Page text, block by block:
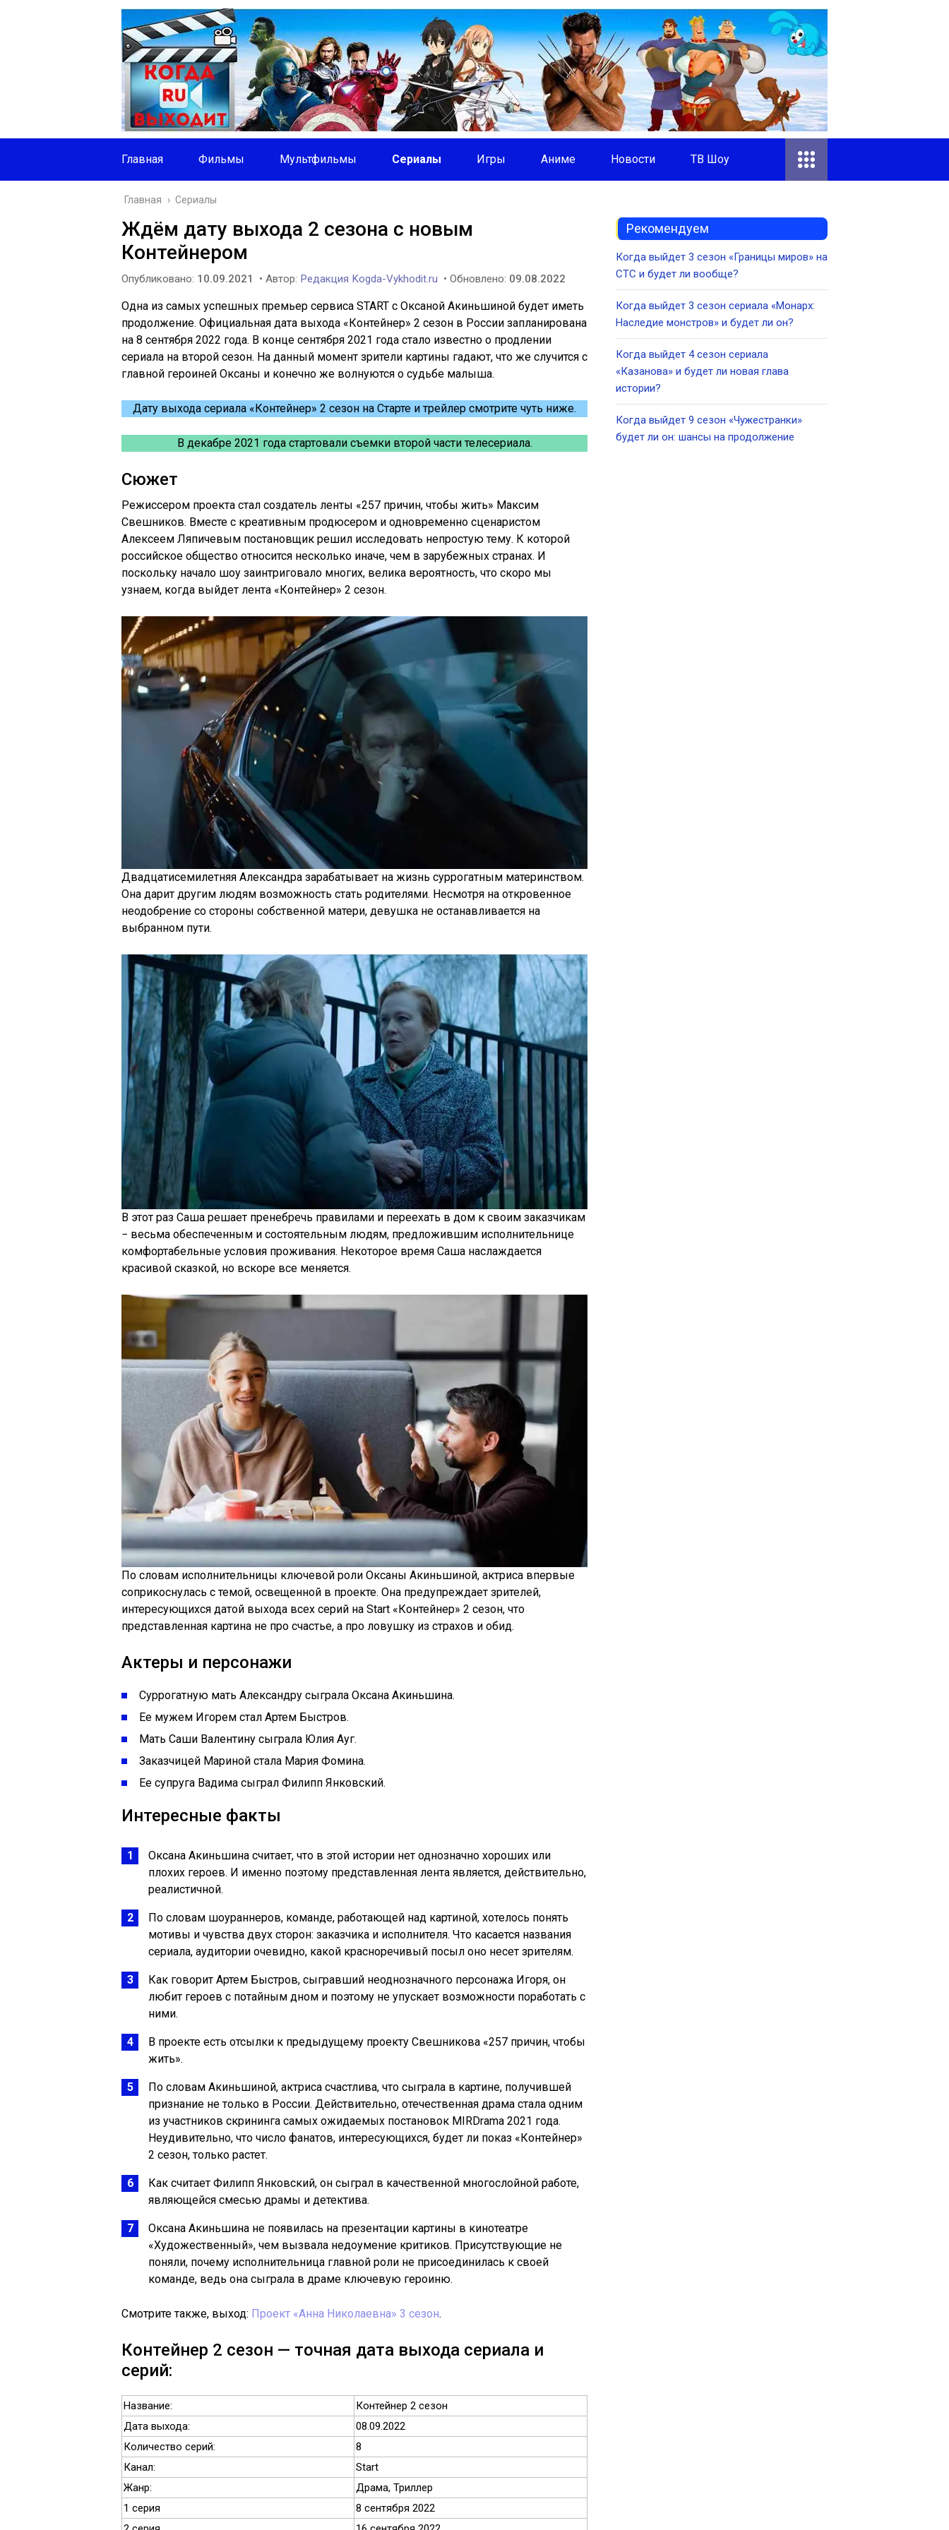
Главная Фильмы Мультфильмы Сериалы Игры Аниме Новости ТВ Шоу
Главная › Сериалы
Ждём дату выхода 2 сезона с новым
Контейнером
Опубликовано: 10.09.2021 • Автор: Редакция Kogda-Vykhodit.ru • Обновлено: 09.08.2022
Одна из самых успешных премьер сервиса START с Оксаной Акиньшиной будет иметь
продолжение. Официальная дата выхода «Контейнер» 2 сезон в России запланирована
на 8 сентября 2022 года. В конце сентября 2021 года стало известно о продлении
сериала на второй сезон. На данный момент зрители картины гадают, что же случится с
главной героиней Оксаны и конечно же волнуются о судьбе малыша.
Дату выхода сериала «Контейнер» 2 сезон на Старте и трейлер смотрите чуть ниже.
В декабре 2021 года стартовали съемки второй части телесериала.
Сюжет
Режиссером проекта стал создатель ленты «257 причин, чтобы жить» Максим
Свешников. Вместе с креативным продюсером и одновременно сценаристом
Алексеем Ляпичевым постановщик решил исследовать непростую тему. К которой
российское общество относится несколько иначе, чем в зарубежных странах. И
поскольку начало шоу заинтриговало многих, велика вероятность, что скоро мы
узнаем, когда выйдет лента «Контейнер» 2 сезон.
Двадцатисемилетняя Александра зарабатывает на жизнь суррогатным материнством.
Она дарит другим людям возможность стать родителями. Несмотря на откровенное
неодобрение со стороны собственной матери, девушка не останавливается на
выбранном пути.
В этот раз Саша решает пренебречь правилами и переехать в дом к своим заказчикам
− весьма обеспеченным и состоятельным людям, предложившим исполнительнице
комфортабельные условия проживания. Некоторое время Саша наслаждается
красивой сказкой, но вскоре все меняется.
По словам исполнительницы ключевой роли Оксаны Акиньшиной, актриса впервые
соприкоснулась с темой, освещенной в проекте. Она предупреждает зрителей,
интересующихся датой выхода всех серий на Start «Контейнер» 2 сезон, что
представленная картина не про счастье, а про ловушку из страхов и обид.
Актеры и персонажи
Суррогатную мать Александру сыграла Оксана Акиньшина.
Ее мужем Игорем стал Артем Быстров.
Мать Саши Валентину сыграла Юлия Ауг.
Заказчицей Мариной стала Мария Фомина.
Ее супруга Вадима сыграл Филипп Янковский.
Интересные факты
Оксана Акиньшина считает, что в этой истории нет однозначно хороших или
плохих героев. И именно поэтому представленная лента является, действительно,
реалистичной.
По словам шоураннеров, команде, работающей над картиной, хотелось понять
мотивы и чувства двух сторон: заказчика и исполнителя. Что касается названия
сериала, аудитории очевидно, какой красноречивый посыл оно несет зрителям.
Как говорит Артем Быстров, сыгравший неоднозначного персонажа Игоря, он
любит героев с потайным дном и поэтому не упускает возможности поработать с
ними.
В проекте есть отсылки к предыдущему проекту Свешникова «257 причин, чтобы
жить».
По словам Акиньшиной, актриса счастлива, что сыграла в картине, получившей
признание не только в России. Действительно, отечественная драма стала одним
из участников скрининга самых ожидаемых постановок MIRDrama 2021 года.
Неудивительно, что число фанатов, интересующихся, будет ли показ «Контейнер»
2 сезон, только растет.
Как считает Филипп Янковский, он сыграл в качественной многослойной работе,
являющейся смесью драмы и детектива.
Оксана Акиньшина не появилась на презентации картины в кинотеатре
«Художественный», чем вызвала недоумение критиков. Присутствующие не
поняли, почему исполнительница главной роли не присоединилась к своей
команде, ведь она сыграла в драме ключевую героиню.
Смотрите также, выход: Проект «Анна Николаевна» 3 сезон.
Контейнер 2 сезон — точная дата выхода сериала и
серий:
Название:
Контейнер 2 сезон
Дата выхода:
08.09.2022
Количество серий:
8
Канал:
Start
Жанр:
Драма, Триллер
1 серия
8 сентября 2022
Рекомендуем
Когда выйдет 3 сезон «Границы миров» на
СТС и будет ли вообще?
Когда выйдет 3 сезон сериала «Монарх:
Наследие монстров» и будет ли он?
Когда выйдет 4 сезон сериала
«Казанова» и будет ли новая глава
истории?
Когда выйдет 9 сезон «Чужестранки»
будет ли он: шансы на продолжение